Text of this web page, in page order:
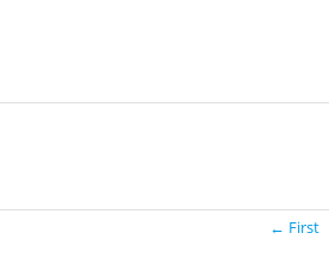
← First